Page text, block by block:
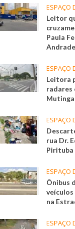
ESPAÇO
Leitor
Paula
Andrade
ESPAÇO
Leitora
radares
Mutinga
ESPAÇO
rua Dr.
Pirituba
ESPAÇO
Ônibus
na
ESPAÇO